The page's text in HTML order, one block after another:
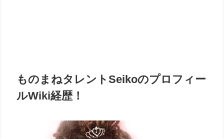
ものまねタレントSeikoのプロフィー
ルWiki経歴！